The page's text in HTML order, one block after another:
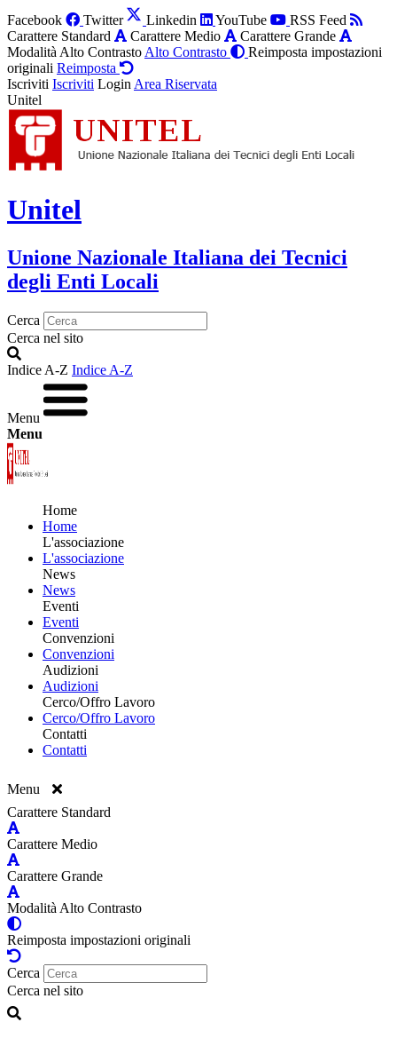
Facebook Twitter Linkedin YouTube
RSS Feed
Carattere Standard
Carattere Medio
Carattere Grande
Modalità Alto Contrasto Alto Contrasto
Reimposta impostazioni
originali Reimposta
Iscriviti Iscriviti Login Area Riservata
Unitel
Unitel
Unione Nazionale Italiana dei Tecnici
degli Enti Locali
Cerca
Cerca nel sito
Indice A-Z Indice A-Z
Menu
Menu
Home
Home
L'associazione
L'associazione
News
News
Eventi
Eventi
Convenzioni
Convenzioni
Audizioni
Audizioni
Cerco/Offro Lavoro
Cerco/Offro Lavoro
Contatti
Contatti
Menu
Carattere Standard
Carattere Medio
Carattere Grande
Modalità Alto Contrasto
Reimposta impostazioni originali
Cerca
Cerca nel sito